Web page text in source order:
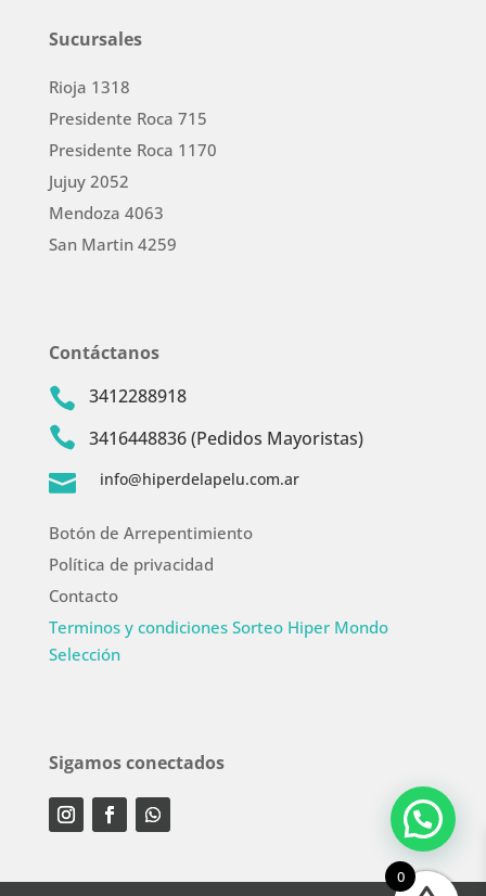
Sucursales
Rioja 1318
Presidente Roca 715
Presidente Roca 1170
Jujuy 2052
Mendoza 4063
San Martin 4259
Contáctanos
 3412288918
 3416448836 (Pedidos Mayoristas)
 info@hiperdelapelu.com.ar
Botón de Arrepentimiento
Política de privacidad
Contacto
Terminos y condiciones Sorteo Hiper Mondo
Selección
Sigamos conectados
0